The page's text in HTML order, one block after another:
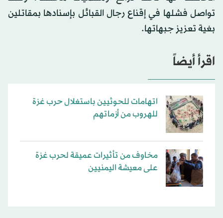
تواصل فشلها في إقناع رجال القبائل بإسنادها بمقاتلين
بغية تعزيز جبهاتها.
اقرأ أيضاً
اتهامات للحوثيين باستغلال حرب غزة
للهروب من أزماتهم
مخاوف من تأثيرات عميقة لحرب غزة
على معيشة اليمنيين